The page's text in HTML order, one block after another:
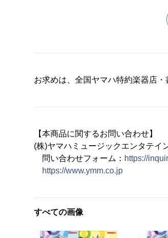
お求めは、全国ヤマハ特約楽器店
【本商品に関するお問い合わせ】
(株)ヤマハミュージックエンタテイ
問い合わせフォーム： https://
https://www.ymm.co.jp
すべての画像